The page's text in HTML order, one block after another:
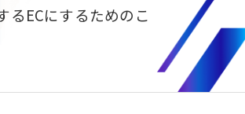
海外進出・現地ECサイト構築
るECにするためのこ